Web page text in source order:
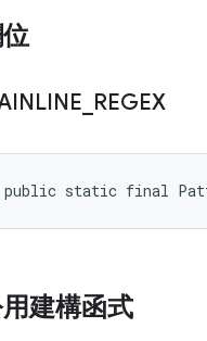
REGEX
public static final
建構函式